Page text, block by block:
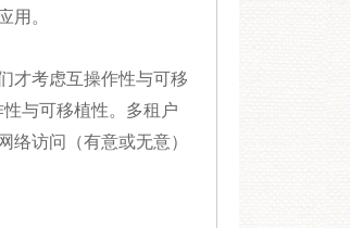
用。
才考虑互操作性与可移
与可移植性。多租户
访问（有意或无意）